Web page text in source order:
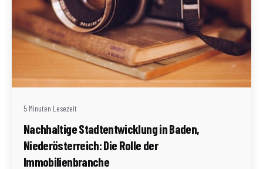
Geschrieben von
Redaktion Immofragen AT
5 Minuten Lesezeit
Nachhaltige Stadtentwicklung in Baden,
Niederösterreich: Die Rolle der
Immobilienbranche